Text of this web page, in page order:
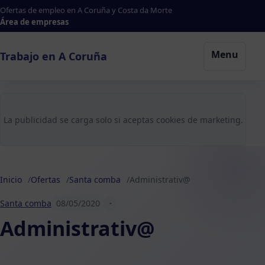
Ofertas de empleo en A Coruña y Costa da Morte
Área de empresas
Trabajo en A Coruña Menu
La publicidad se carga solo si aceptas cookies de marketing.
Inicio Ofertas Santa comba Administrativ@
Santa comba 08/05/2020 -
Administrativ@